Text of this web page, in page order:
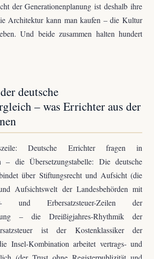
der Generationenplanung ist deshalb ihre
Architektur kann man kaufen – die Kultur
Und beide zusammen halten hundert
deutsche
– was Errichter aus der
Deutsche Errichter fragen in
– die Übersetzungstabelle: Die deutsche
über Stiftungsrecht und Aufsicht (die
Aufsichtswelt der Landesbehörden mit
und Erbersatzsteuer-Zeilen der
– die Dreißigjahres-Rhythmik der
ist der Kostenklassiker der
Insel-Kombination arbeitet vertrags- und